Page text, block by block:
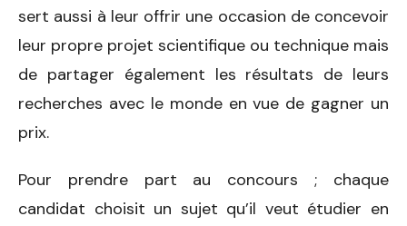
sert aussi à leur offrir une occasion de concevoir
leur propre projet scientifique ou technique mais
de partager également les résultats de leurs
recherches avec le monde en vue de gagner un
prix.
Pour prendre part au concours ; chaque
candidat choisit un sujet qu’il veut étudier en